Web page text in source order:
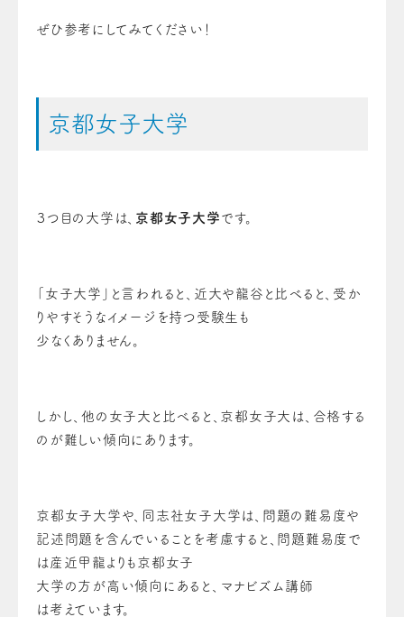
ぜひ参考にしてみてください！
京都女子大学
３つ目の大学は、 京都女子大学 です。
「女子大学」と言われると、近大や龍谷と比べると、受か
りやすそうなイメージを持つ受験生も
少なくありません。
しかし、他の女子大と比べると、京都女子大は、合格する
のが難しい傾向にあります。
京都女子大学や、同志社女子大学は、問題の難易度や
記述問題を含んでいることを考慮すると、問題難易度で
は産近甲龍よりも京都女子
大学の方が高い傾向にあると、マナビズム講師
は考えています。